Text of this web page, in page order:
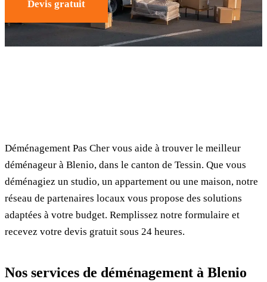
Devis gratuit
Déménagement Pas Cher vous aide à trouver le meilleur
déménageur à Blenio, dans le canton de Tessin. Que vous
déménagiez un studio, un appartement ou une maison, notre
réseau de partenaires locaux vous propose des solutions
adaptées à votre budget. Remplissez notre formulaire et
recevez votre devis gratuit sous 24 heures.
Nos services de déménagement à Blenio